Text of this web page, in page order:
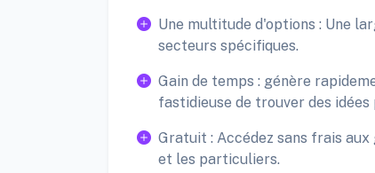
Une multitude d'options : Une
secteurs spécifiques.
Gain de temps : génère
fastidieuse de trouver des idées
Gratuit : Accédez sans frais
et les particuliers.